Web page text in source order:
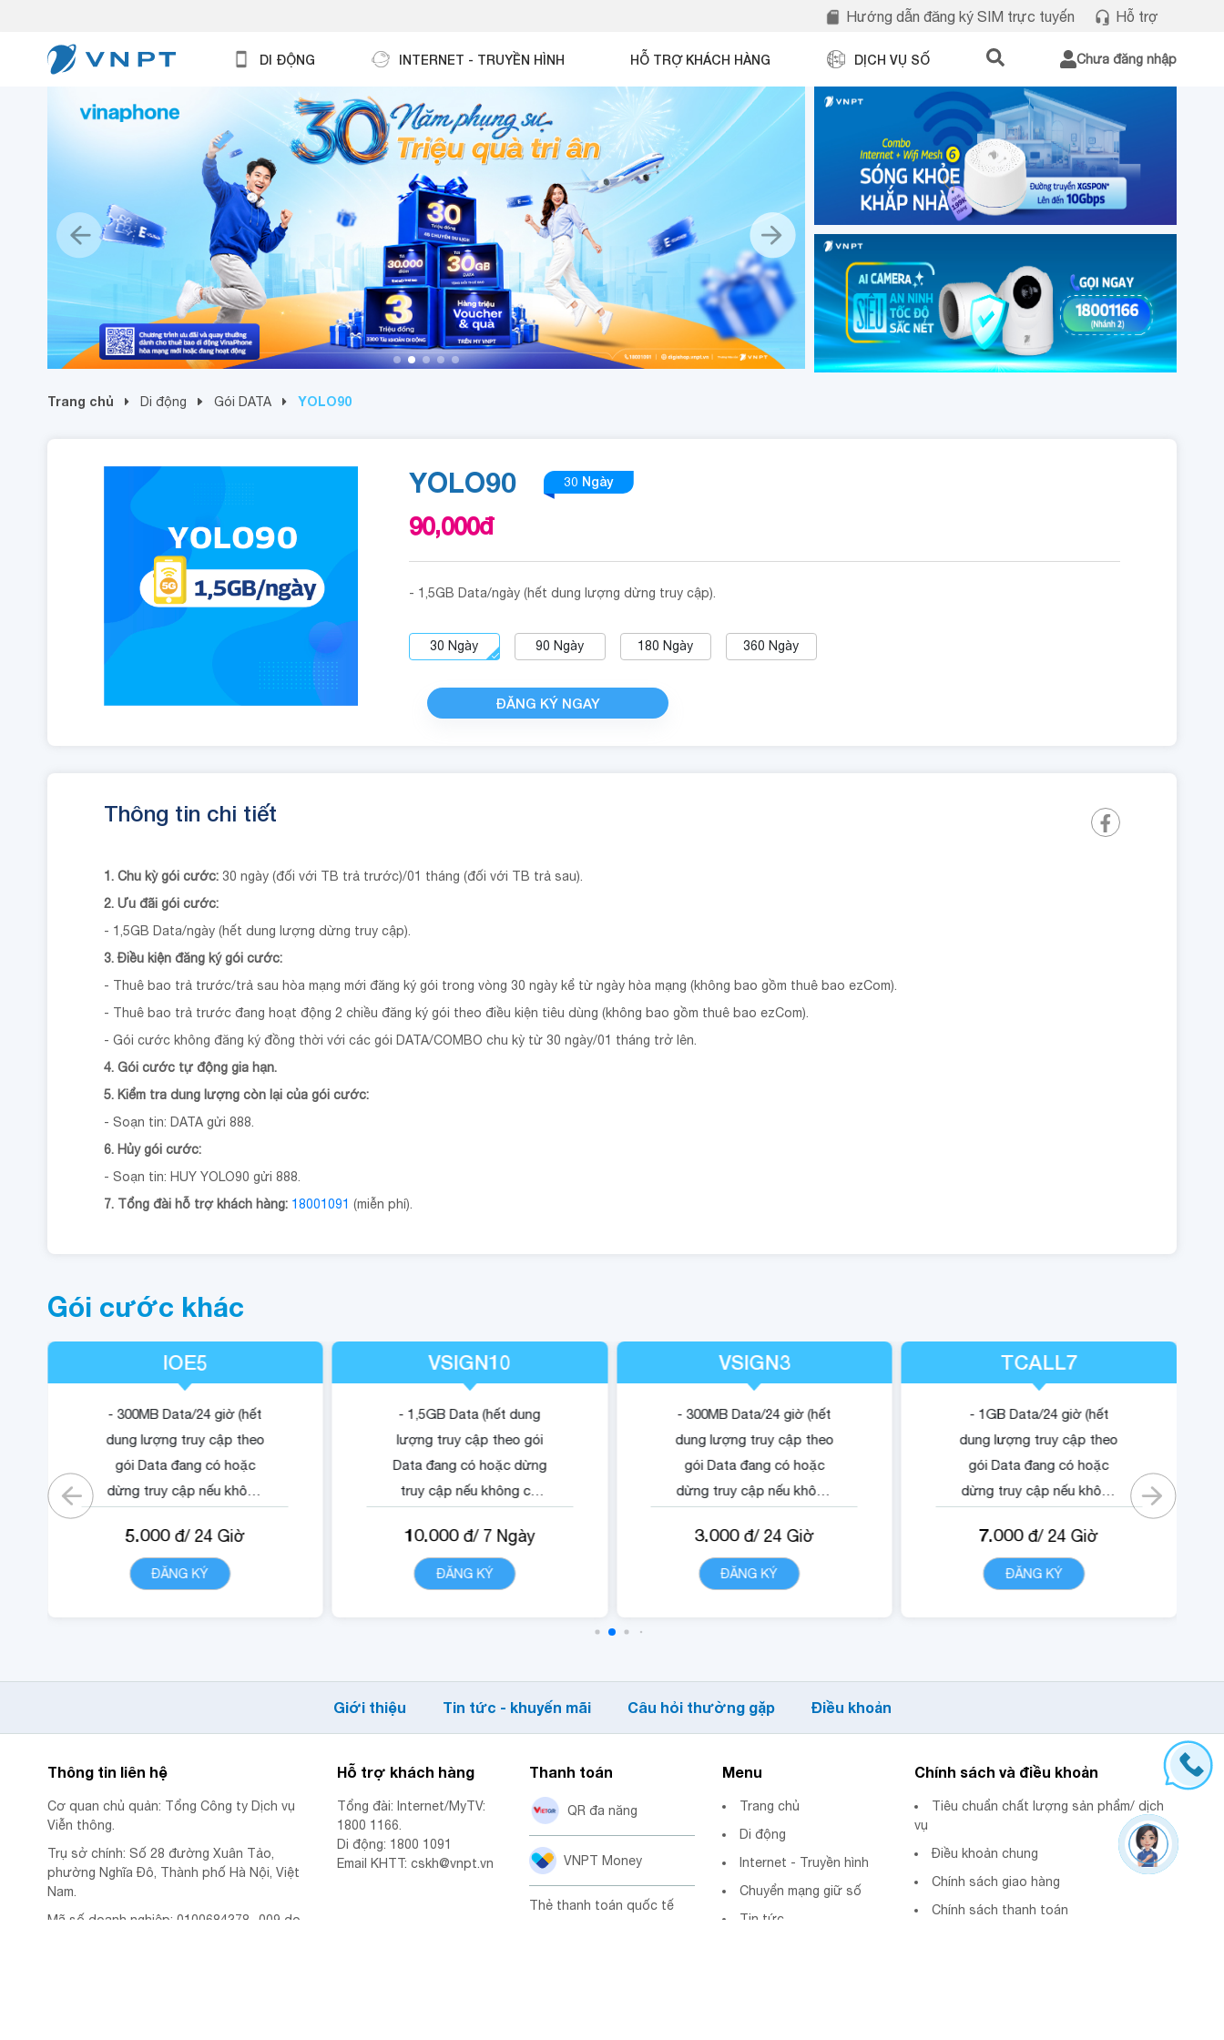
Hướng dẫn đăng ký SIM trực tuyến Hỗ trợ
DI ĐỘNG INTERNET - TRUYỀN HÌNH HỖ TRỢ KHÁCH HÀNG DỊCH VỤ SỐ Chưa đăng nhập
Trang chủ Di động Gói DATA YOLO90
YOLO90 30 Ngày
90,000đ
- 1,5GB Data/ngày (hết dung lượng dừng truy cập).
30 Ngày 90 Ngày 180 Ngày 360 Ngày
ĐĂNG KÝ NGAY
Thông tin chi tiết
1. Chu kỳ gói cước: 30 ngày (đối với TB trả trước)/01 tháng (đối với TB trả sau).
2. Ưu đãi gói cước:
- 1,5GB Data/ngày (hết dung lượng dừng truy cập).
3. Điều kiện đăng ký gói cước:
- Thuê bao trả trước/trả sau hòa mạng mới đăng ký gói trong vòng 30 ngày kể từ ngày hòa mạng (không bao gồm thuê bao ezCom).
- Thuê bao trả trước đang hoạt động 2 chiều đăng ký gói theo điều kiện tiêu dùng (không bao gồm thuê bao ezCom).
- Gói cước không đăng ký đồng thời với các gói DATA/COMBO chu kỳ từ 30 ngày/01 tháng trở lên.
4. Gói cước tự động gia hạn.
5. Kiểm tra dung lượng còn lại của gói cước:
- Soạn tin: DATA gửi 888.
6. Hủy gói cước:
- Soạn tin: HUY YOLO90 gửi 888.
7. Tổng đài hỗ trợ khách hàng: 18001091 (miễn phí).
Gói cước khác
IOE5
- 300MB Data/24 giờ (hết
dung lượng truy cập theo
gói Data đang có hoặc
dừng truy cập nếu không
- Cộng 500 RUBY.
- 01 Mã Quyền Lợi IOE sử
dụng trong 24 giờ.
5.000đ/ 24 Giờ
ĐĂNG KÝ
VSIGN10
- 1,5GB Data (hết dung
lượng truy cập theo gói
Data đang có hoặc dừng
truy cập nếu không có
- Quyền lợi sử dụng nội
dung dịch vụ Vsign.
10.000đ/ 7 Ngày
CHI TIẾT ĐĂNG KÝ
VSIGN3
- 300MB Data/24 giờ (hết
dung lượng truy cập theo
gói Data đang có hoặc
dừng truy cập nếu không
- Quyền lợi sử dụng nội
dung dịch vụ Vsign.
3.000đ/ 24 Giờ
CHI TIẾT ĐĂNG KÝ
TCALL7
- 1GB Data/24 giờ (hết
dung lượng truy cập theo
gói Data đang có hoặc
dừng truy cập nếu không
- Quyền lợi sử dụng nội
dung dịch vụ Trustcall.
7.000đ/ 24 Giờ
CHI TIẾT ĐĂNG KÝCHI TIẾT
Giới thiệu Tin tức - khuyến mãi Câu hỏi thường gặp Điều khoản
Thông tin liên hệ
Cơ quan chủ quản: Tổng Công ty Dịch vụ
Viễn thông.
Trụ sở chính: Số 28 đường Xuân Tảo,
phường Nghĩa Đô, Thành phố Hà Nội, Việt
Nam.
Mã số doanh nghiệp: 0100684378 -009 do
Hỗ trợ khách hàng
Tổng đài: Internet/MyTV:
1800 1166.
Di động: 1800 1091
Email KHTT: cskh@vnpt.vn
Thanh toán
QR đa năng
VNPT Money
Thẻ thanh toán quốc tế
Menu
Trang chủ
Di động
Internet - Truyền hình
Chuyển mạng giữ số
Tin tức
Chính sách và điều khoản
Tiêu chuẩn chất lượng sản phẩm/ dịch
vụ
Điều khoản chung
Chính sách giao hàng
Chính sách thanh toán